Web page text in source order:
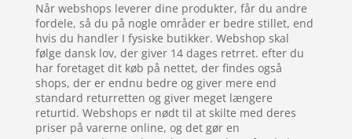
Når webshops leverer dine produkter, får du andre
fordele, så du på nogle områder er bedre stillet, end
hvis du handler I fysiske butikker. Webshop skal
følge dansk lov, der giver 14 dages retrret. efter du
har foretaget dit køb på nettet, der findes også
shops, der er endnu bedre og giver mere end
standard returretten og giver meget længere
returtid. Webshops er nødt til at skilte med deres
priser på varerne online, og det gør en